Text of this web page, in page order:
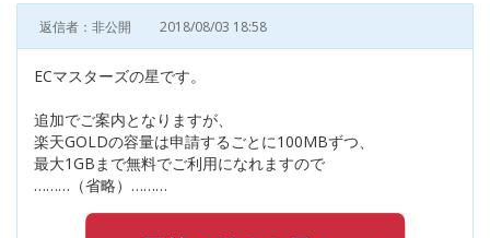
返信者：非公開 2018/08/03 18:58
ECマスターズの星です。
追加でご案内となりますが、
楽天GOLDの容量は申請するごとに100MBずつ、
最大1GBまで無料でご利用になれますので
………（省略）………